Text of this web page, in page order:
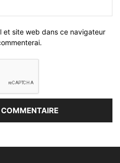
et site web dans ce navigateur